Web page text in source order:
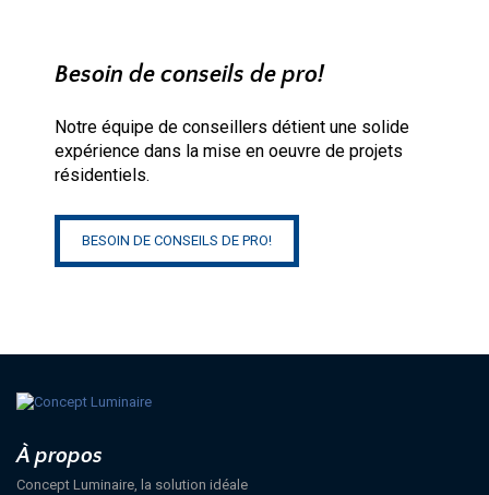
Besoin de conseils de pro!
Notre équipe de conseillers détient une solide
expérience dans la mise en oeuvre de projets
résidentiels.
BESOIN DE CONSEILS DE PRO!
À propos
Concept Luminaire, la solution idéale